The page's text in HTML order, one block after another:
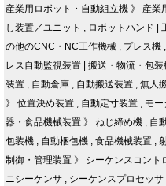
産業用ロボット・自動組立機 》 産業
し装置／ユニット , ロボットハンド
の他のCNC・NC工作機械 , プレス機 ,
レス自動監視装置
搬送・物流・包装
装置 , 自動倉庫 , 自動搬送装置 , 無人
》 位置決め装置 , 自動定寸装置 , モ
器・食品機械装置 》 ねじ締め機 , 自
包装機 , 自動梱包機 , 食品機械装置 ,
制御・管理装置 》 シーケンスコント
ニシーケンサ , シーケンスプロセッサ